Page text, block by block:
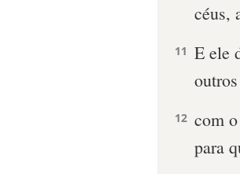
céus,
11 E ele
12 com
para